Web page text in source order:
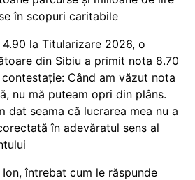
în scopuri caritabile
4.90 la Titularizare 2026, o
din Sibiu a primit nota 8.70
Când am văzut nota
nu mă puteam opri din plâns.
dat seama că lucrarea mea nu a
în adevăratul sens al
Ion, întrebat cum le răspunde